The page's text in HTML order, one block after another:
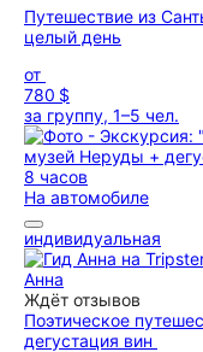
Путешествие из
целый день
от
780 $
за группу, 1–5 чел.
8 часов
На автомобиле
индивидуальная
Анна
Ждёт отзывов
Поэтическое
дегустация вин